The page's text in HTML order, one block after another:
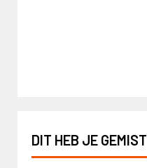
DIT HEB JE GEMIST